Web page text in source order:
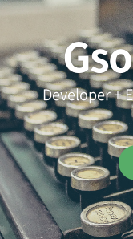
Developer +